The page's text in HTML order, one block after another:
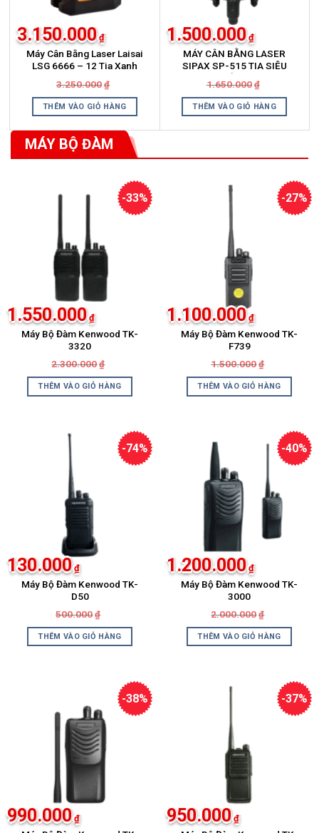
Máy Cân Bằng Laser Laisai
LSG 6666 – 12 Tia Xanh
3.250.000 ₫
là:
3.250.000₫.
3.150.000 ₫
tại
là:
THÊM VÀO GIỎ HÀNG
MÁY CÂN BẰNG LASER
SIPAX SP-515 TIA SIÊU
1.650.000 ₫
là:
1.650.000₫.
1.500.000 ₫
tại
là:
THÊM VÀO GIỎ HÀNG
MÁY BỘ ĐÀM
-33%
Máy Bộ Đàm Kenwood TK-
3320
2.300.000 ₫
là:
2.300.000₫.
1.550.000 ₫
tại
là:
1.550.000₫.
THÊM VÀO GIỎ HÀNG
-27%
Máy Bộ Đàm Kenwood TK-
F739
1.500.000 ₫
là:
1.500.000₫.
1.100.000 ₫
tại
là:
1.100.000₫.
THÊM VÀO GIỎ HÀNG
-74%
Máy Bộ Đàm Kenwood TK-
D50
500.000 ₫
là:
500.000₫.
130.000 ₫
tại
là:
THÊM VÀO GIỎ HÀNG
-40%
Máy Bộ Đàm Kenwood TK-
3000
2.000.000 ₫
là:
2.000.000₫.
1.200.000 ₫
tại
là:
THÊM VÀO GIỎ HÀNG
-38%
990.000 ₫
-37%
950.000 ₫